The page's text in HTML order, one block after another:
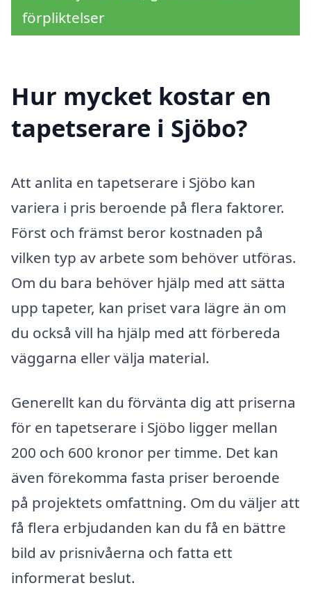
förpliktelser
Hur mycket kostar en
tapetserare i Sjöbo?
Att anlita en tapetserare i Sjöbo kan
variera i pris beroende på flera faktorer.
Först och främst beror kostnaden på
vilken typ av arbete som behöver utföras.
Om du bara behöver hjälp med att sätta
upp tapeter, kan priset vara lägre än om
du också vill ha hjälp med att förbereda
väggarna eller välja material.
Generellt kan du förvänta dig att priserna
för en tapetserare i Sjöbo ligger mellan
200 och 600 kronor per timme. Det kan
även förekomma fasta priser beroende
på projektets omfattning. Om du väljer att
få flera erbjudanden kan du få en bättre
bild av prisnivåerna och fatta ett
informerat beslut.